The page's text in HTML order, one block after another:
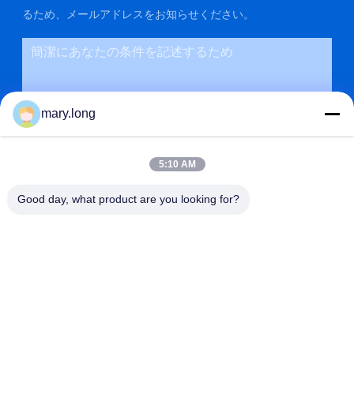
るため、メールアドレスをお知らせください。
送信
mary.long
5:10 AM
Good day, what product are you looking for?